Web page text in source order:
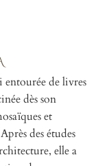
entourée de livres
dès son
et
des études
elle a